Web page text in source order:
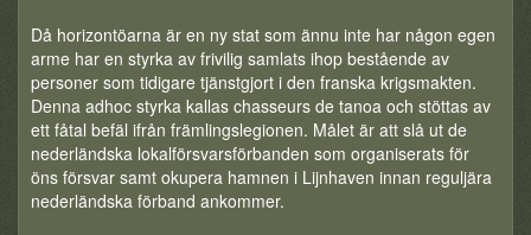
Då horizontöarna är en ny stat som ännu inte har någon egen
arme har en styrka av frivilig samlats ihop bestående av
personer som tidigare tjänstgjort i den franska krigsmakten.
Denna adhoc styrka kallas chasseurs de tanoa och stöttas av
ett fåtal befäl ifrån främlingslegionen. Målet är att slå ut de
nederländska lokalförsvarsförbanden som organiserats för
öns försvar samt okupera hamnen i Lijnhaven innan reguljära
nederländska förband ankommer.